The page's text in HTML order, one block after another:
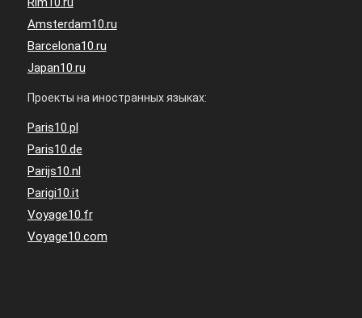
Amsterdam10.ru
Barcelona10.ru
Japan10.ru
Проекты на иностранных языках:
Paris10.pl
Paris10.de
Parijs10.nl
Parigi10.it
Voyage10.fr
Voyage10.com